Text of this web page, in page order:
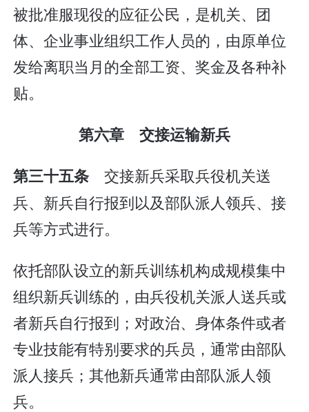
被批准服现役的应征公民，是机关、团
体、企业事业组织工作人员的，由原单位
发给离职当月的全部工资、奖金及各种补
贴。
第六章 交接运输新兵
第三十五条 交接新兵采取兵役机关送
兵、新兵自行报到以及部队派人领兵、接
兵等方式进行。
依托部队设立的新兵训练机构成规模集中
组织新兵训练的，由兵役机关派人送兵或
者新兵自行报到；对政治、身体条件或者
专业技能有特别要求的兵员，通常由部队
派人接兵；其他新兵通常由部队派人领
兵。